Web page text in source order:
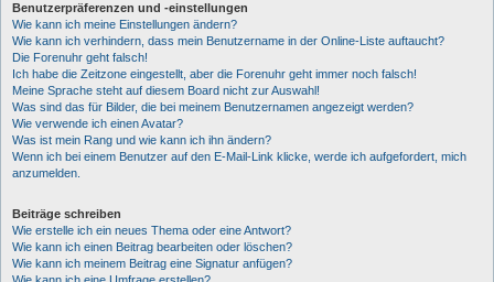
Benutzerpräferenzen und -einstellungen
Wie kann ich meine Einstellungen ändern?
Wie kann ich verhindern, dass mein Benutzername in der Online-Liste auftaucht?
Die Forenuhr geht falsch!
Ich habe die Zeitzone eingestellt, aber die Forenuhr geht immer noch falsch!
Meine Sprache steht auf diesem Board nicht zur Auswahl!
Was sind das für Bilder, die bei meinem Benutzernamen angezeigt werden?
Wie verwende ich einen Avatar?
Was ist mein Rang und wie kann ich ihn ändern?
Wenn ich bei einem Benutzer auf den E-Mail-Link klicke, werde ich aufgefordert, mich
anzumelden.
Beiträge schreiben
Wie erstelle ich ein neues Thema oder eine Antwort?
Wie kann ich einen Beitrag bearbeiten oder löschen?
Wie kann ich meinem Beitrag eine Signatur anfügen?